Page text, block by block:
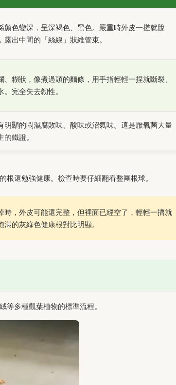
顏色變深，呈深褐色、黑色。嚴重時外皮一搓就脫
露出中間的「絲線」狀維管束。
、糊狀，像煮過頭的麵條，用手指輕輕一捏就斷裂、
。完全失去韌性。
明顯的悶濕腐敗味、酸味或沼氣味。這是厭氧菌大量
的鐵證。
還勉強健康。檢查時要仔細翻看整團根球。
，外皮可能還完整，但裡面已經空了，輕輕一擠就
的灰綠色健康根對比明顯。
多種觀葉植物的標準流程。